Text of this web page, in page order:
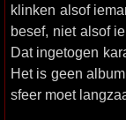
klinken alsof
besef, niet alsof
Dat ingetogen
Het is geen
sfeer moet